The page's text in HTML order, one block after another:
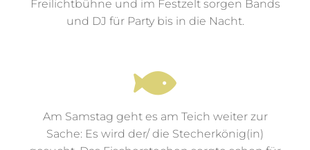
zum Karussellfahren ein, auf der
Freilichtbühne und im Festzelt sorgen Bands
Am Samstag geht es am Teich weiter zur